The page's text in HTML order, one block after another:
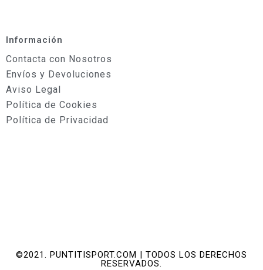
Información
Contacta con Nosotros
Envíos y Devoluciones
Aviso Legal
Política de Cookies
Política de Privacidad
©2021. PUNTITISPORT.COM | TODOS LOS DERECHOS
RESERVADOS.